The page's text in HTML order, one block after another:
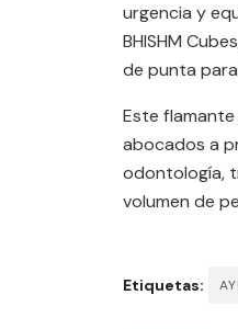
urgencia y
BHISHM
de punta
Este
abocados a
odontología,
volumen de
Etiquetas: